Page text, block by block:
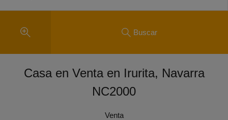
Buscar
Casa en Venta en Irurita, Navarra
NC2000
Venta